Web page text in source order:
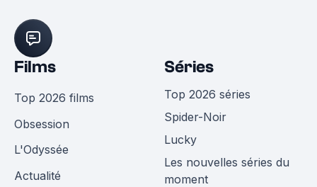
Films
Top 2026 films
Obsession
L'Odyssée
Actualité
Séries
Top 2026 séries
Spider-Noir
Lucky
Les nouvelles séries du
moment